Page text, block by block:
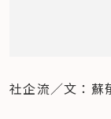
社企流／文：蘇